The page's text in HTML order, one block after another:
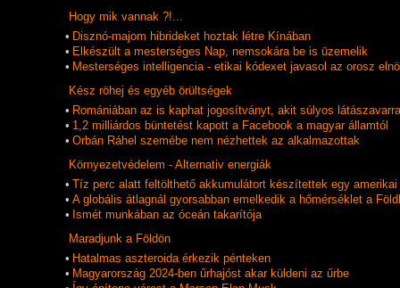
Hogy mik vannak ?!...
• Disznó-majom hibrideket hoztak létre Kínában
• Elkészült a mesterséges Nap, nemsokára be is üzemelik
• Mesterséges intelligencia - etikai kódexet javasol az orosz
Kész röhej és egyéb örültségek
• Romániában az is kaphat jogosítványt, akit súlyos
• 1,2 milliárdos büntetést kapott a Facebook a magyar államtól
• Orbán Ráhel szemébe nem nézhettek az alkalmazottak
Környezetvédelem - Alternativ energiák
• Tíz perc alatt feltölthető akkumulátort készítettek egy amerikai
• A globális átlagnál gyorsabban emelkedik a hőmérséklet a
• Ismét munkában az óceán takarítója
Maradjunk a Földön
• Hatalmas aszteroida érkezik pénteken
• Magyarország 2024-ben űrhajóst akar küldeni az űrbe